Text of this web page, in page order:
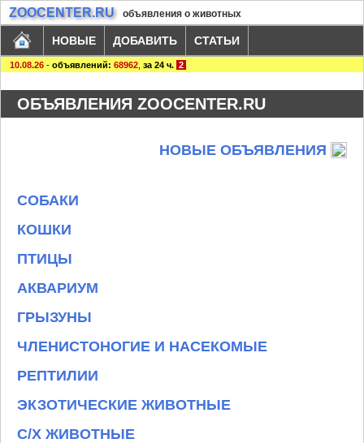
ZOOCENTER.RU объявления о животных
НОВЫЕ ДОБАВИТЬ СТАТЬИ
10.08.26 - объявлений: 68962 за 24 ч. 2
ОБЪЯВЛЕНИЯ ZOOCENTER.RU
НОВЫЕ ОБЪЯВЛЕНИЯ
СОБАКИ
КОШКИ
ПТИЦЫ
АКВАРИУМ
ГРЫЗУНЫ
ЧЛЕНИСТОНОГИЕ И НАСЕКОМЫЕ
РЕПТИЛИИ
ЭКЗОТИЧЕСКИЕ ЖИВОТНЫЕ
С/Х ЖИВОТНЫЕ